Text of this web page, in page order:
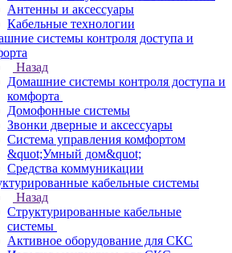
Антенны и аксессуары
Кабельные технологии
системы контроля доступа и
Назад
Домашние системы контроля доступа и
комфорта
Домофонные системы
Звонки дверные и аксессуары
Система управления комфортом
&quot;Умный дом&quot;
Средства коммуникации
кабельные системы
Назад
Структурированные кабельные
системы
Активное оборудование для СКС